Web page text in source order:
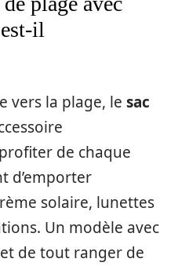
il
vers la plage, le sac
de chaque
d’emporter
solaire, lunettes
Un modèle avec
de tout ranger de